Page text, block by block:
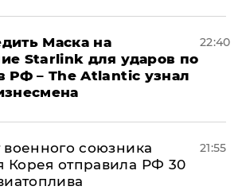
Маска на
Starlink для ударов по
РФ – The Atlantic узнал
22:40
военного союзника
отправила РФ 30
21:55